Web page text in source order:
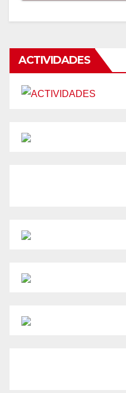
ACTIVIDADES